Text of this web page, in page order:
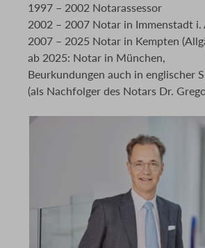
1997 – 2002 Notarassessor
2002 – 2007 Notar in Immenstadt i.
2007 – 2025 Notar in Kempten
ab 2025: Notar in München,
Beurkundungen auch in englischer
(als Nachfolger des Notars Dr.